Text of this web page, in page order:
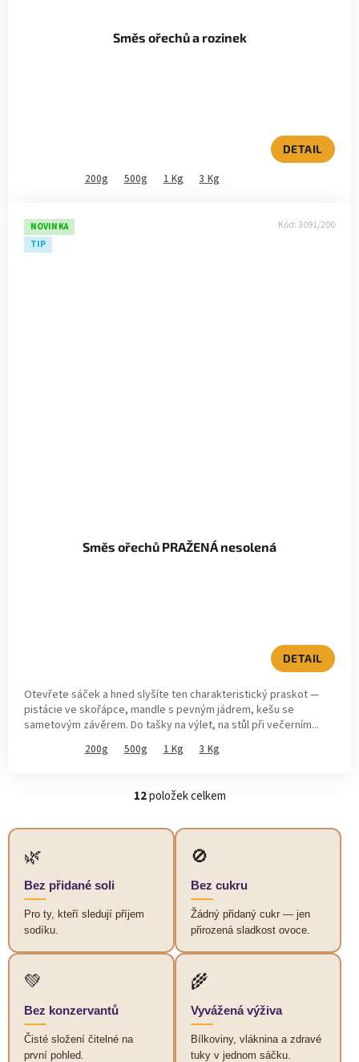
Směs ořechů a rozinek
DETAIL
200g 500g 1 Kg 3 Kg
NOVINKA
TIP
Směs ořechů PRAŽENÁ nesolená
DETAIL
Otevřete sáček a hned slyšíte ten charakteristický praskot —
pistácie ve skořápce, mandle s pevným jádrem, kešu se
sametovým závěrem. Do tašky na výlet, na stůl při večerním...
200g 500g 1 Kg 3 Kg
Kód:3091/200
O
l
v
12položek celkem
🌿
Bez přidané soli
Pro ty, kteří sledují příjem
sodíku.
🚫
Bez cukru
Žádný přidaný cukr — jen
přirozená sladkost ovoce.
💚
Bez konzervantů
Čisté složení čitelné na
první pohled.
🌾
Vyvážená výživa
Bílkoviny, vláknina a zdravé
tuky v jednom sáčku.